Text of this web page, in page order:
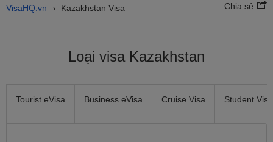
VisaHQ.vn › Kazakhstan Visa Chia sẻ
Loại visa Kazakhstan
Tourist eVisa Business eVisa Cruise Visa Student Visa